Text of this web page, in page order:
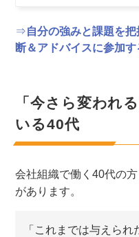
⇒自分の強みと課題を
断＆アドバイスに参加す
「今さら変われ
いる40代
会社組織で働く40代の
があります。
「これまでは与えら